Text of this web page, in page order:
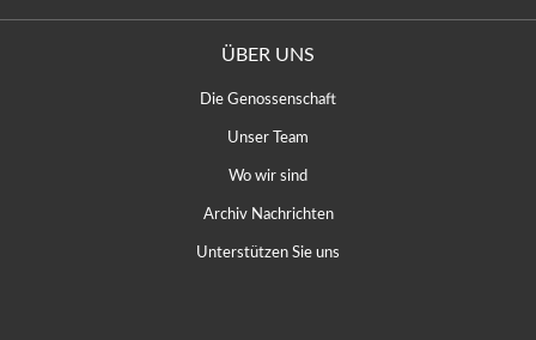
ÜBER UNS
Die Genossenschaft
Unser Team
Wo wir sind
Archiv Nachrichten
Unterstützen Sie uns